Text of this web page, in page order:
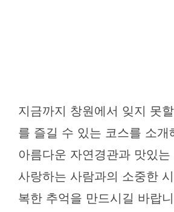
지금까지 창원에서 잊지 못
를 즐길 수 있는 코스를 소개
아름다운 자연경관과 맛있
사랑하는 사람과의 소중한
복한 추억을 만드시길 바랍